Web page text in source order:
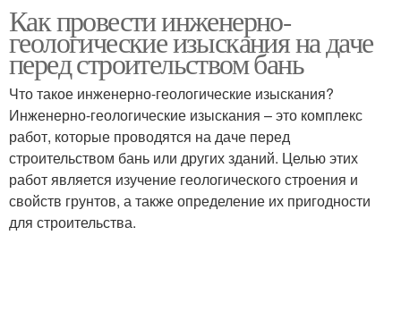
Как провести инженерно-
геологические изыскания на даче
перед строительством бань
Что такое инженерно-геологические изыскания?
Инженерно-геологические изыскания – это комплекс
работ, которые проводятся на даче перед
строительством бань или других зданий. Целью этих
работ является изучение геологического строения и
свойств грунтов, а также определение их пригодности
для строительства.